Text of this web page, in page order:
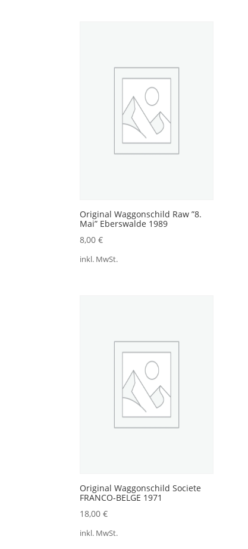
Original Waggonschild Raw ”8.
Mai” Eberswalde 1989
8,00€
inkl. MwSt.
Original Waggonschild Societe
FRANCO-BELGE 1971
18,00€
inkl. MwSt.